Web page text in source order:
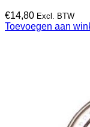
€14,80 Excl. BTW
Toevoegen aan